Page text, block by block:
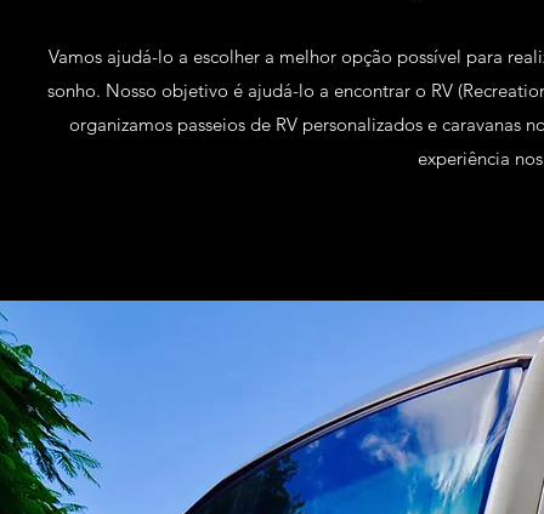
Vamos ajudá-lo a escolher a melhor opção possível para
sonho. Nosso objetivo é ajudá-lo a encontrar o RV
organizamos passeios de RV personalizados e caravanas
experiência